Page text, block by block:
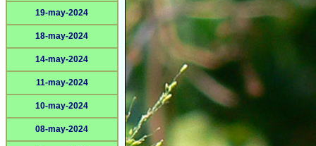
19-may-2024
18-may-2024
14-may-2024
11-may-2024
10-may-2024
08-may-2024